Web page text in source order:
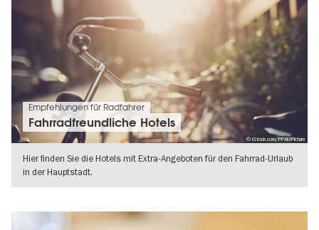
© iStock.com/PPAMPicture
Empfehlungen für Radfahrer
Fahrradfreundliche Hotels
Hier finden Sie die Hotels mit Extra-Angeboten für den Fahrrad-Urlaub
in der Hauptstadt.